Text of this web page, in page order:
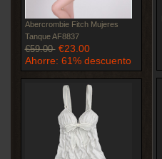
Abercrombie Fitch Mujeres
Tanque AF8837
€59.00 €23.00
Ahorre: 61% descuento